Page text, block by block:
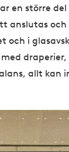
en större del
anslutas
och i
allt kan